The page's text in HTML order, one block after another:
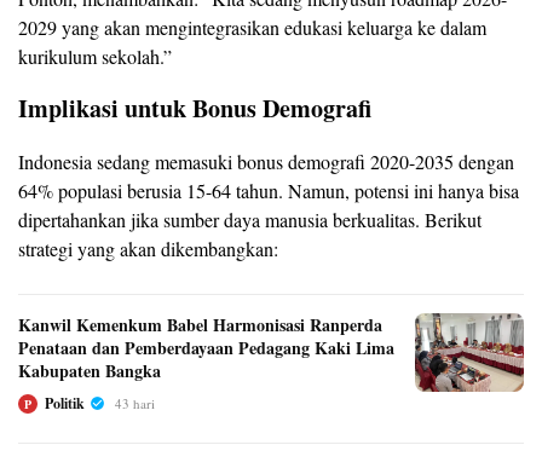
2029 yang akan mengintegrasikan edukasi keluarga ke dalam
kurikulum sekolah.”
Implikasi untuk Bonus Demografi
Indonesia sedang memasuki bonus demografi 2020-2035 dengan
64% populasi berusia 15-64 tahun. Namun, potensi ini hanya bisa
dipertahankan jika sumber daya manusia berkualitas. Berikut
strategi yang akan dikembangkan:
Kanwil Kemenkum Babel Harmonisasi Ranperda
Penataan dan Pemberdayaan Pedagang Kaki Lima
Kabupaten Bangka
P Politik 43 hari